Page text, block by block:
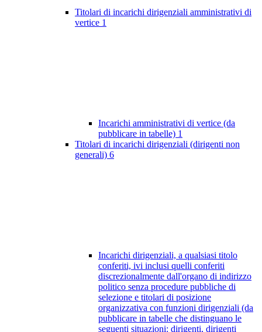
Titolari di incarichi dirigenziali amministrativi di
vertice 1
Incarichi amministrativi di vertice (da
pubblicare in tabelle) 1
Titolari di incarichi dirigenziali (dirigenti non
generali) 6
Incarichi dirigenziali, a qualsiasi titolo
conferiti, ivi inclusi quelli conferiti
discrezionalmente dall'organo di indirizzo
politico senza procedure pubbliche di
selezione e titolari di posizione
organizzativa con funzioni dirigenziali (da
pubblicare in tabelle che distinguano le
seguenti situazioni: dirigenti, dirigenti